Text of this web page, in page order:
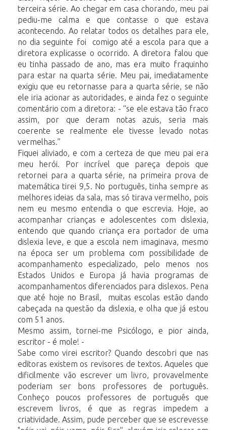
terceira série. Ao chegar em casa chorando, meu pai
pediu-me calma e que contasse o que estava
acontecendo. Ao relatar todos os detalhes para ele,
no dia seguinte foi comigo até a escola para que a
diretora explicasse o ocorrido. A diretora falou que
eu tinha passado de ano, mas era muito fraquinho
para estar na quarta série. Meu pai, imediatamente
exigiu que eu retornasse para a quarta série, se não
ele iria acionar as autoridades, e ainda fez o seguinte
comentário com a diretora: - “se ele estava tão fraco
assim, por que deram notas azuis, seria mais
coerente se realmente ele tivesse levado notas
vermelhas.”
Fiquei aliviado, e com a certeza de que meu pai era
meu herói. Por incrível que pareça depois que
retornei para a quarta série, na primeira prova de
matemática tirei 9,5. No português, tinha sempre as
melhores ideias da sala, mas só tirava vermelho, pois
nem eu mesmo entendia o que escrevia. Hoje, ao
acompanhar crianças e adolescentes com dislexia,
entendo que quando criança era portador de uma
dislexia leve, e que a escola nem imaginava, mesmo
na época ser um problema com possibilidade de
acompanhamento especializado, pelo menos nos
Estados Unidos e Europa já havia programas de
acompanhamentos diferenciados para dislexos. Pena
que até hoje no Brasil, muitas escolas estão dando
cabeçada na questão da dislexia, e olha que já estou
com 51 anos.
Mesmo assim, tornei-me Psicólogo, e pior ainda,
escritor - é mole! -
Sabe como virei escritor? Quando descobri que nas
editoras existem os revisores de textos. Aqueles que
dificilmente vão escrever um livro, provavelmente
poderiam ser bons professores de português.
Conheço poucos professores de português que
escrevem livros, é que as regras impedem a
criatividade. Assim, pude perceber que se escrevesse